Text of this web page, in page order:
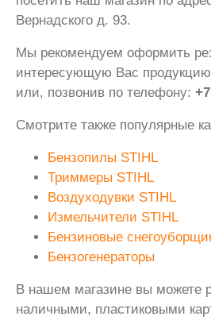
Вернадского д. 93.
Мы рекомендуем оформить
интересующую Вас
или, позвонив по телефону:
Смотрите также популярные
Бензопилы STIHL
Триммеры STIHL
Воздуходувки STIHL
Измельчители STIHL
Бензиновые
Бензогенераторы
В нашем магазине вы можете
наличными, пластиковыми